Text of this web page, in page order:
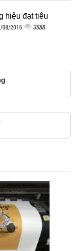
hiệu đạt tiêu
08/2016 3588